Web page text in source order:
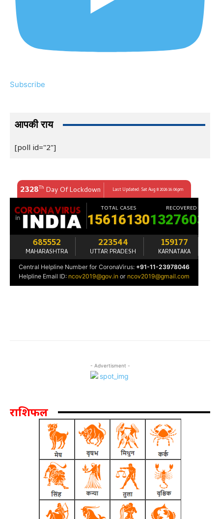
Subscribe
आपकी राय
[poll id="2"]
- Advertisment -
राशिफल